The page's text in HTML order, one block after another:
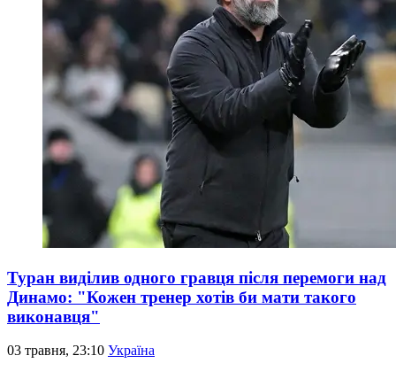
Туран виділив одного гравця після перемоги над
Динамо: "Кожен тренер хотів би мати такого
виконавця"
03 травня, 23:10 Україна